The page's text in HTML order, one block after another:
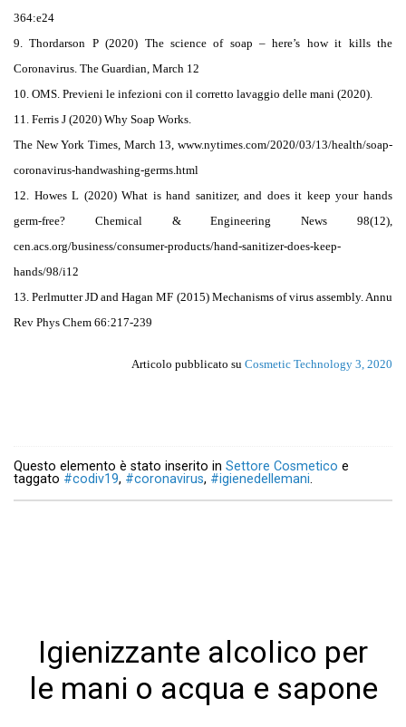
364:e24
9. Thordarson P (2020) The science of soap – here’s how it kills the
Coronavirus. The Guardian, March 12
10. OMS. Previeni le infezioni con il corretto lavaggio delle mani (2020).
11. Ferris J (2020) Why Soap Works.
The New York Times, March 13, www.nytimes.com/2020/03/13/health/soap-
coronavirus-handwashing-germs.html
12. Howes L (2020) What is hand sanitizer, and does it keep your hands
germ-free? Chemical & Engineering News 98(12),
cen.acs.org/business/consumer-products/hand-sanitizer-does-keep-
hands/98/i12
13. Perlmutter JD and Hagan MF (2015) Mechanisms of virus assembly. Annu
Rev Phys Chem 66:217-239
Articolo pubblicato su Cosmetic Technology 3, 2020
Questo elemento è stato inserito in Settore Cosmetico e
taggato #codiv19, #coronavirus, #igienedellemani.
Igienizzante alcolico per
le mani o acqua e sapone